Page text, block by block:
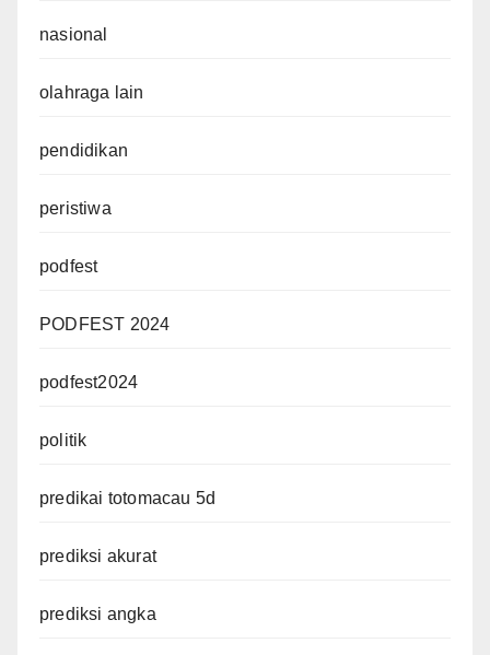
nasional
olahraga lain
pendidikan
peristiwa
podfest
PODFEST 2024
podfest2024
politik
predikai totomacau 5d
prediksi akurat
prediksi angka